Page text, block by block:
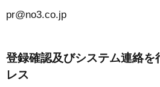
pr@no3.co.jp
登録確認及びシステム連絡
レス